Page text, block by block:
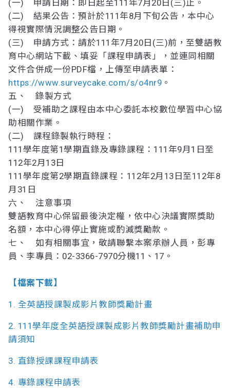
(一) 申請日期：即日起至111年7月20日(三)止。
(二) 結果公告：預計於111年8月下旬公告，本中心
得視實際情況調整公告日期。
(三) 申請方式：請於111年7月20日(三)前，至雙語教
育中心網站下載、填妥「課程申請表」，並連同相關
文件合併成一份PDF檔，上傳至申請表單：
https://www.surveycake.com/s/o4nr9 。
五、 錄製方式
(一) 受補助之課程由本中心委託本校數位學習中心協
助相關作業。
(二) 課程錄製執行時程：
111學年度第1學期直錄及專錄課程：111年9月1日至
112年2月13日
111學年度第2學期直錄課程：112年2月13日至112年8
月31日
六、 注意事項
雙語教育中心保留最後決定權，依中心決議實際獎助
名額，本中心得停止實施或酌減獎勵款。
七、 如有相關事宜，敬請聯繫本案承辦人員，彭專
員、李專員：02-3366-7970分機11、17。
【檔案下載】
1. 全英語授課製成影片教師獎勵計畫
2. 111學年度全英語授課製成影片教師獎勵計畫補助申
請須知
3. 直錄授課課程申請表
4. 專錄課程申請表